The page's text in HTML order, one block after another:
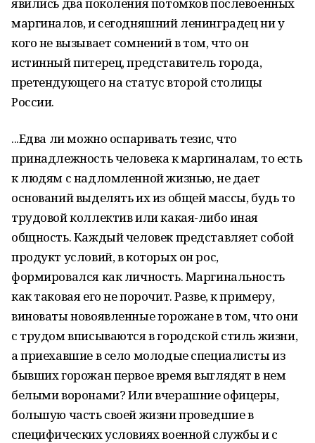
маргиналов, и сегодняшний ленинградец ни у
кого не вызывает сомнений в том, что он
истинный питерец, представитель города,
претендующего на статус второй столицы
России.
...Едва ли можно оспаривать тезис, что
принадлежность человека к маргиналам, то есть
к людям с надломленной жизнью, не дает
оснований выделять их из общей массы, будь то
трудовой коллектив или какая-либо иная
общность. Каждый человек представляет собой
продукт условий, в которых он рос,
формировался как личность. Маргинальность
как таковая его не порочит. Разве, к примеру,
виноваты новоявленные горожане в том, что они
с трудом вписываются в городской стиль жизни,
а приехавшие в село молодые специалисты из
бывших горожан первое время выглядят в нем
белыми воронами? Или вчерашние офицеры,
большую часть своей жизни проведшие в
специфических условиях военной службы и с